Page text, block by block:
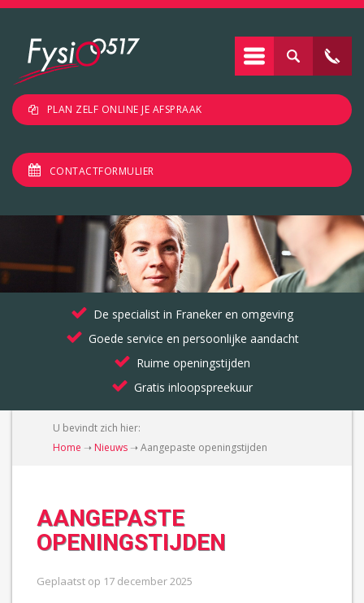
PLAN ZELF ONLINE JE AFSPRAAK
CONTACTFORMULIER
De specialist in Franeker en omgeving
Goede service en persoonlijke aandacht
Ruime openingstijden
Gratis inloopspreekuur
U bevindt zich hier:
Home ➝ Nieuws ➝ Aangepaste openingstijden
AANGEPASTE
OPENINGSTIJDEN
Geplaatst op 17 december 2025